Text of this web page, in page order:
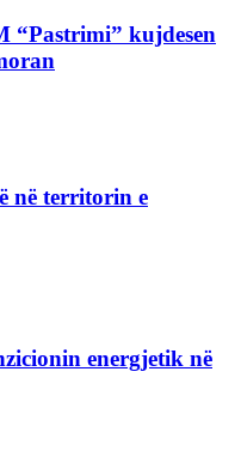
“Pastrimi” kujdesen
në territorin e
energjetik në